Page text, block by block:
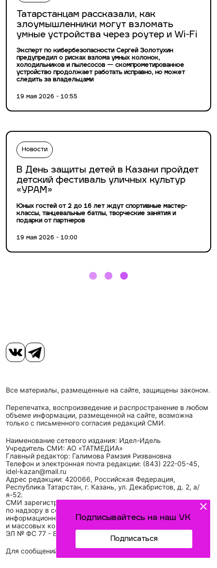
Татарстанцам рассказали, как
злоумышленники могут взломать
умные устройства через роутер и Wi-Fi
Эксперт по кибербезопасности Сергей Золотухин
предупредил о рисках взлома умных колонок,
холодильников и пылесосов — скомпрометированное
устройство продолжает работать исправно, но может
следить за владельцами
19 мая 2026 - 10:55
Новости
В День защиты детей в Казани пройдет
детский фестиваль уличных культур
«УРАМ»
Юных гостей от 2 до 16 лет ждут спортивные мастер-
классы, танцевальные батлы, творческие занятия и
подарки от партнеров
19 мая 2026 - 10:00
Подписывайтесь на наш VK
Подписаться
Все материалы, размещенные на сайте, защищены законом.
Перепечатка, воспроизведение и распространение в любом
объеме информации, размещенной на сайте, возможна
только с письменного согласия редакций СМИ.
Наименование сетевого издания: Идел-Идель
Учредитель СМИ: АО «ТАТМЕДИА»
Главный редактор: Галимова Рамзия Ризвановна
Телефон и электронная почта редакции: (843) 222-05-45,
idel-kazan@mail.ru
Адрес редакции: 420066, Российская Федерация,
Республика Татарстан, г. Казань, ул. Декабристов, д. 2, а/
я-52.
СМИ зарегистрировано Федеральной службой
по надзору в сфере связи,
информационных технологий
и массовых коммуникаций (Роскомнадзор)
ЭЛ № ФС 77 - 89431 от 14.05.2025
Для сообщений о фактах коррупции: idel-kazan@mail.ru